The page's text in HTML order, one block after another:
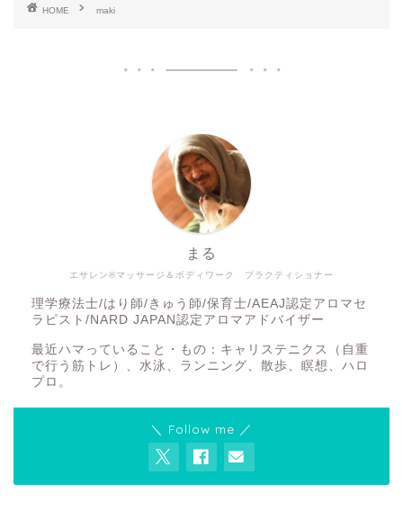
HOME maki
エサレン®マッサージ＆ボディワーク プラクティショナー
まる
理学療法士/はり師/きゅう師/保育士/AEAJ認定アロマセ
ラピスト/NARD JAPAN認定アロマアドバイザー
最近ハマっていること・もの：キャリステニクス（自重
で行う筋トレ）、水泳、ランニング、散歩、瞑想、ハロ
プロ。
＼ Follow me ／